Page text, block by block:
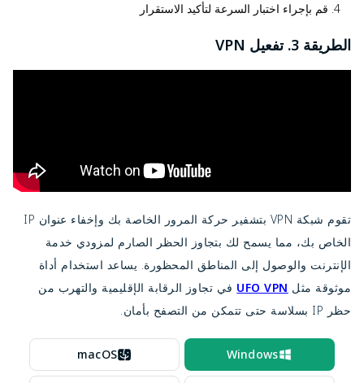
قم بإجراء اختبار السرعة لتأكيد الاستقرار
الطريقة 3. تفعيل VPN
تقوم شبكة VPN بتشفير حركة المرور الخاصة بك وإخفاء عنوان IP
الخاص بك، مما يسمح لك بتجاوز الحظر الصارم لمزودي خدمة
الإنترنت والوصول إلى المناطق المحظورة. يساعد استخدام أداة
موثوقة مثل UFO VPN في تجاوز الرقابة الإقليمية والتهرب من
حظر IP بسلاسة حتى تتمكن من التصفح بأمان.
Windows
macOS